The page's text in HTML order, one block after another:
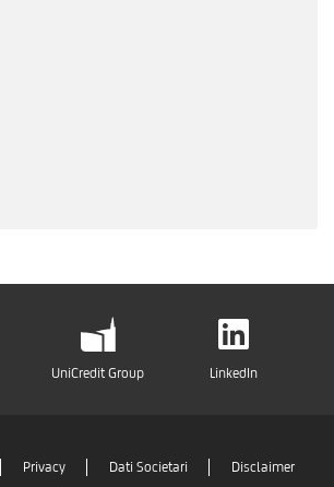
UniCredit Group LinkedIn
Privacy Dati Societari Disclaimer